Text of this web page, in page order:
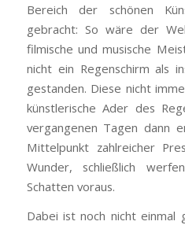
Bereich der schönen
gebracht: So wäre der
filmische und musische
nicht ein Regenschirm als
gestanden. Diese nicht
künstlerische Ader des
vergangenen Tagen dann
Mittelpunkt zahlreicher
Wunder, schließlich
Schatten voraus.
Dabei ist noch nicht einmal